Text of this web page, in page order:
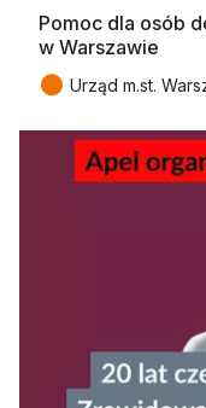
Pomoc dla osób
w Warszawie
● Urząd m.st.